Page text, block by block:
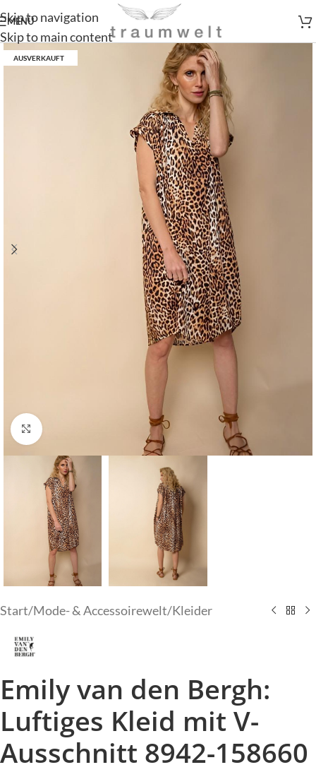
Skip to navigation
Skip to main content
MENÜ
AUSVERKAUFT
Klick zum Vergrößern
Start/Mode- & Accessoirewelt/Kleider
Emily van den Bergh:
Luftiges Kleid mit V-
Ausschnitt 8942-158660